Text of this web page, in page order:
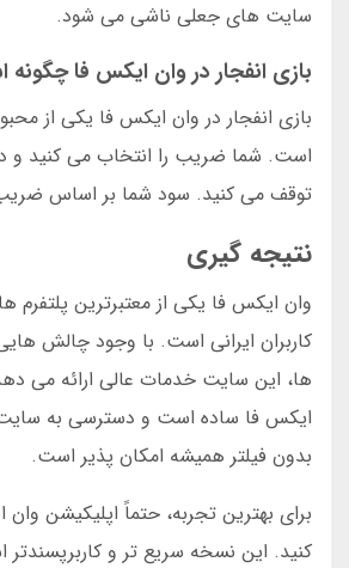
سایت های جعلی ناشی می شود.
بازی انفجار در وان ایکس فا
بازی انفجار در وان ایکس فا یکی از
است. شما ضریب را انتخاب می کنید و
توقف می کنید. سود شما بر اساس
نتیجه گیری
وان ایکس فا یکی از معتبرترین پلتفرم
کاربران ایرانی است. با وجود چالش
ها، این سایت خدمات عالی ارائه می
ایکس فا ساده است و دسترسی به
بدون فیلتر همیشه امکان پذیر است.
برای بهترین تجربه، حتماً اپلیکیشن وان
کنید. این نسخه سریع تر و